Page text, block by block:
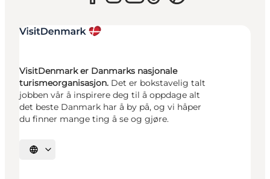
VisitDenmark er Danmarks nasjonale
turismeorganisasjon. Det er bokstavelig talt
jobben vår å inspirere deg til å oppdage alt
det beste Danmark har å by på, og vi håper
du finner mange ting å se og gjøre.
Velg språk